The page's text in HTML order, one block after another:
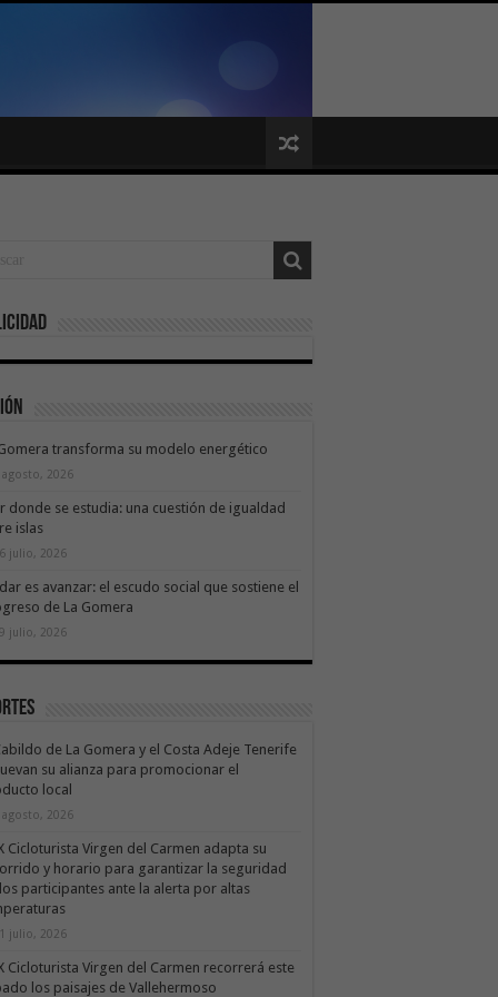
transforma su modelo energético
agosto, 2026
donde se estudia: una cuestión de igualdad
islas
julio, 2026
es avanzar: el escudo social que sostiene el
de La Gomera
julio, 2026
de La Gomera y el Costa Adeje Tenerife
su alianza para promocionar el
local
agosto, 2026
Cicloturista Virgen del Carmen adapta su
y horario para garantizar la seguridad
participantes ante la alerta por altas
julio, 2026
Cicloturista Virgen del Carmen recorrerá este
los paisajes de Vallehermoso